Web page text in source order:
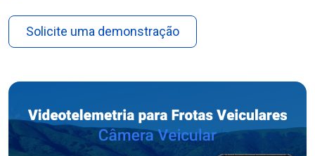
Solicite uma demonstração